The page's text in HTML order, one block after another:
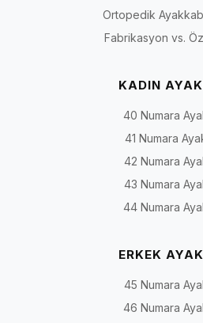
Ortopedik
Fabrikasyon vs.
KADIN
40 Numara
41 Numara
42 Numara
43 Numara
44 Numara
ERKEK
45 Numara
46 Numara